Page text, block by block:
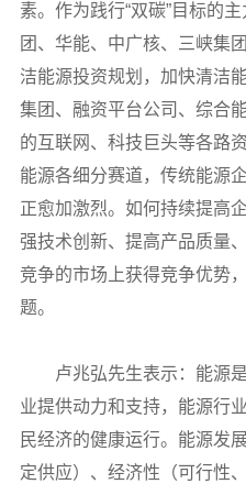
素。作为践行“双碳”目标的
团、华能、中广核、三峡集
洁能源投资规划，加快清洁
集团、融资平台公司、综合
的互联网、科技巨头等各路
能源各细分赛道，传统能源
正愈加激烈。如何持续提高
强技术创新、提高产品质量
竞争的市场上获得竞争优势
题。
卢兆弘先生表示：能源
业提供动力和支持，能源行
民经济的健康运行。能源发
定供应）、经济性（可行性